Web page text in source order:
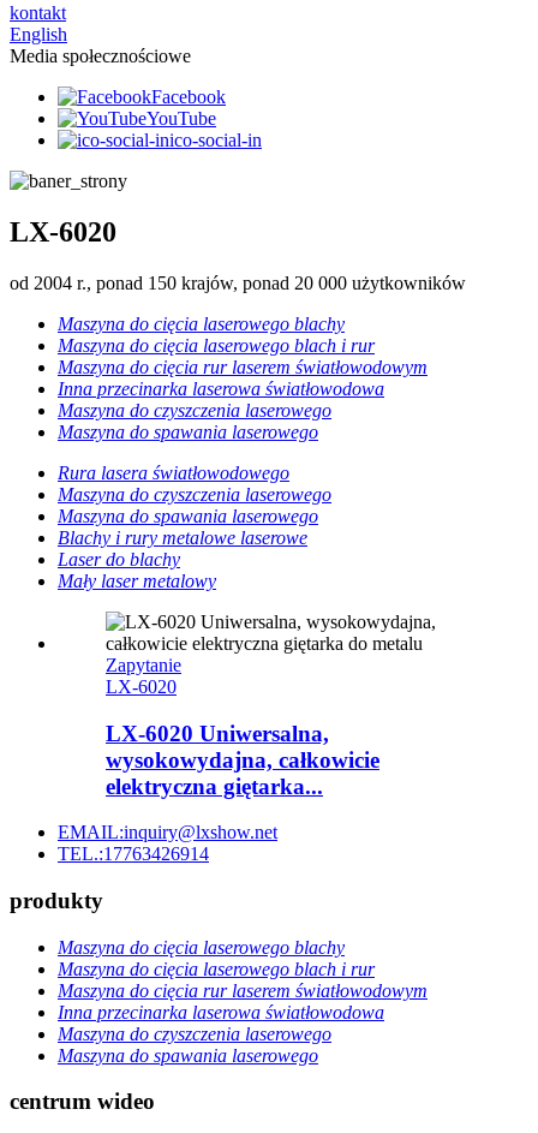
kontakt
English
Media społecznościowe
Facebook
YouTube
ico-social-in
LX-6020
od 2004 r., ponad 150 krajów, ponad 20 000 użytkowników
Maszyna do cięcia laserowego blachy
Maszyna do cięcia laserowego blach i rur
Maszyna do cięcia rur laserem światłowodowym
Inna przecinarka laserowa światłowodowa
Maszyna do czyszczenia laserowego
Maszyna do spawania laserowego
Rura lasera światłowodowego
Maszyna do czyszczenia laserowego
Maszyna do spawania laserowego
Blachy i rury metalowe laserowe
Laser do blachy
Mały laser metalowy
Zapytanie
LX-6020
LX-6020 Uniwersalna,
wysokowydajna, całkowicie
elektryczna giętarka...
EMAIL:inquiry@lxshow.net
TEL.:17763426914
produkty
Maszyna do cięcia laserowego blachy
Maszyna do cięcia laserowego blach i rur
Maszyna do cięcia rur laserem światłowodowym
Inna przecinarka laserowa światłowodowa
Maszyna do czyszczenia laserowego
Maszyna do spawania laserowego
centrum wideo